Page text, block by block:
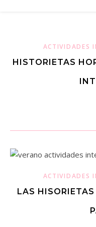
ACTIVIDADES
HISTORIETAS
ACTIVIDADES
LAS